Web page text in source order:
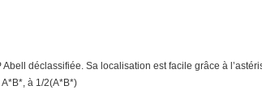
Abell déclassifiée. Sa localisation est facile grâce à
à 1/2(A*B*)